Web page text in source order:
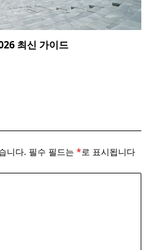
최신 가이드
니다. 필수 필드는 *로 표시됩니다